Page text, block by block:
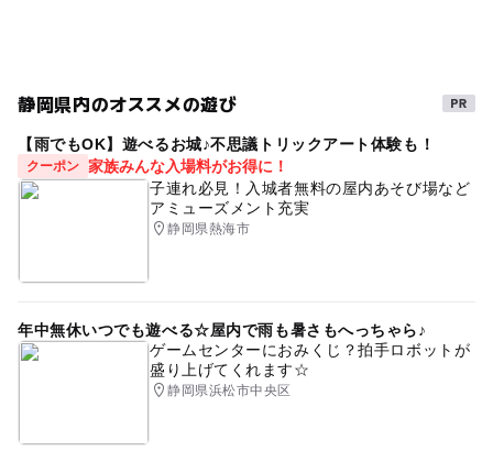
朝から遊べる 雨でも楽しめる
シルバーウィーク2026 GW(ゴールデンウィーク)2027
家族で温泉 冬休み2025-2026 泉質 春休み2027
ホテル 旅館
冬のお出かけ
静岡県内のオススメの遊び
【雨でもOK】遊べるお城♪不思議トリックアート体験も！
クーポン 家族みんな入場料がお得に！
子連れ必見！入城者無料の屋内あそび場など
アミューズメント充実
静岡県熱海市
年中無休いつでも遊べる☆屋内で雨も暑さもへっちゃら♪
ゲームセンターにおみくじ？拍手ロボットが
盛り上げてくれます☆
静岡県浜松市中央区